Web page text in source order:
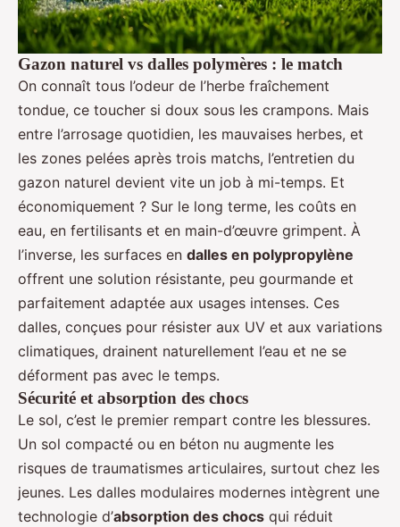
Gazon naturel vs dalles polymères : le match
On connaît tous l’odeur de l’herbe fraîchement
tondue, ce toucher si doux sous les crampons. Mais
entre l’arrosage quotidien, les mauvaises herbes, et
les zones pelées après trois matchs, l’entretien du
gazon naturel devient vite un job à mi-temps. Et
économiquement ? Sur le long terme, les coûts en
eau, en fertilisants et en main-d’œuvre grimpent. À
l’inverse, les surfaces en dalles en polypropylène
offrent une solution résistante, peu gourmande et
parfaitement adaptée aux usages intenses. Ces
dalles, conçues pour résister aux UV et aux variations
climatiques, drainent naturellement l’eau et ne se
déforment pas avec le temps.
Sécurité et absorption des chocs
Le sol, c’est le premier rempart contre les blessures.
Un sol compacté ou en béton nu augmente les
risques de traumatismes articulaires, surtout chez les
jeunes. Les dalles modulaires modernes intègrent une
technologie d’absorption des chocs qui réduit